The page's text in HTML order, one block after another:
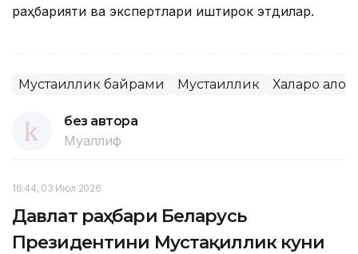
раҳбарияти ва экспертлари иштирок этдилар.
Мустақиллик байрами Мустақиллик Халқаро
без автора
Муаллиф
16:44, 03 Июл 2026
Давлат раҳбари Беларусь
Президентини Мустақиллик куни